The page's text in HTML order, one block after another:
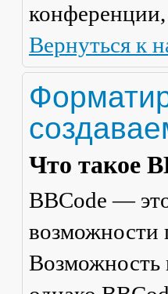
конференции,
Вернуться к
Что такое
BBCode —
возможности
Возможность